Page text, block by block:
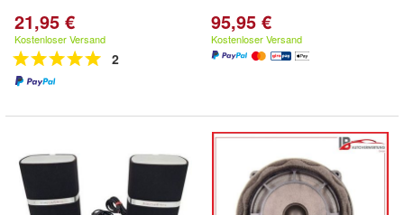
21,95 €
Kostenloser Versand
2
95,95 €
Kostenloser Versand